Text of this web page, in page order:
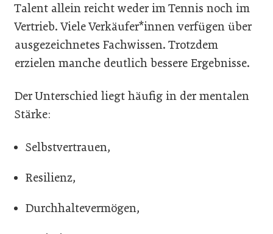
Talent allein reicht weder im Tennis noch im
Vertrieb. Viele Verkäufer*innen verfügen über
ausgezeichnetes Fachwissen. Trotzdem
erzielen manche deutlich bessere Ergebnisse.
Der Unterschied liegt häufig in der mentalen
Stärke:
Selbstvertrauen,
Resilienz,
Durchhaltevermögen,